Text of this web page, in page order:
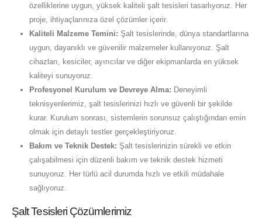
özelliklerine uygun, yüksek kaliteli şalt tesisleri tasarlıyoruz. Her
proje, ihtiyaçlarınıza özel çözümler içerir.
Kaliteli Malzeme Temini: Şalt tesislerinde, dünya standartlarına
uygun, dayanıklı ve güvenilir malzemeler kullanıyoruz. Şalt
cihazları, kesiciler, ayırıcılar ve diğer ekipmanlarda en yüksek
kaliteyi sunuyoruz.
Profesyonel Kurulum ve Devreye Alma: Deneyimli
teknisyenlerimiz, şalt tesislerinizi hızlı ve güvenli bir şekilde
kurar. Kurulum sonrası, sistemlerin sorunsuz çalıştığından emin
olmak için detaylı testler gerçekleştiriyoruz.
Bakım ve Teknik Destek: Şalt tesislerinizin sürekli ve etkin
çalışabilmesi için düzenli bakım ve teknik destek hizmeti
sunuyoruz. Her türlü acil durumda hızlı ve etkili müdahale
sağlıyoruz.
Şalt Tesisleri Çözümlerimiz